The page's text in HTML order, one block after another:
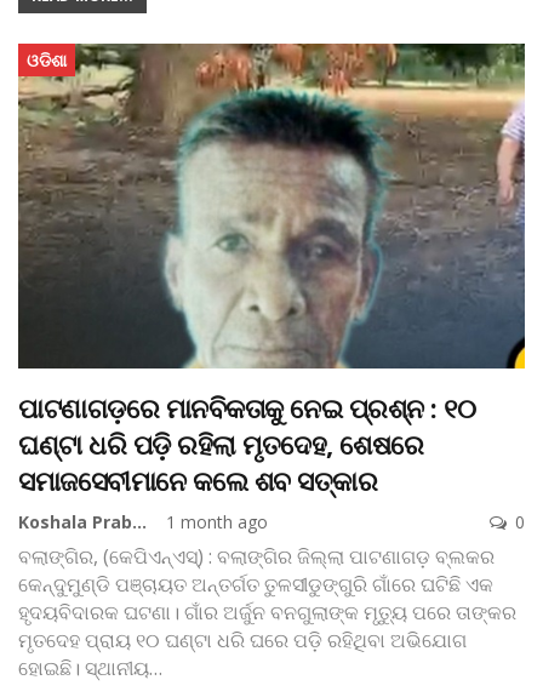
ଓଡିଶା
ପାଟଣାଗଡ଼ରେ ମାନବିକତାକୁ ନେଇ ପ୍ରଶ୍ନ : ୧୦
ଘଣ୍ଟା ଧରି ପଡ଼ି ରହିଲା ମୃତଦେହ, ଶେଷରେ
ସମାଜସେବୀମାନେ କଲେ ଶବ ସତ୍କାର
Koshala Prabaha 1 month ago 0
ବଲାଙ୍ଗିର, (କେପିଏନ୍‌ଏସ୍‌) : ବଲାଙ୍ଗିର ଜିଲ୍ଲା ପାଟଣାଗଡ଼ ବ୍ଲକର
କେନ୍ଦୁମୁଣ୍ଡି ପଞ୍ଚାୟତ ଅନ୍ତର୍ଗତ ତୁଳସୀଡୁଙ୍ଗୁରି ଗାଁରେ ଘଟିଛି ଏକ
ହୃଦୟବିଦାରକ ଘଟଣା। ଗାଁର ଅର୍ଜୁନ ବନଗୁଲାଙ୍କ ମୃତ୍ୟୁ ପରେ ତାଙ୍କର
ମୃତଦେହ ପ୍ରାୟ ୧୦ ଘଣ୍ଟା ଧରି ଘରେ ପଡ଼ି ରହିଥିବା ଅଭିଯୋଗ
ହୋଇଛି। ସ୍ଥାନୀୟ…